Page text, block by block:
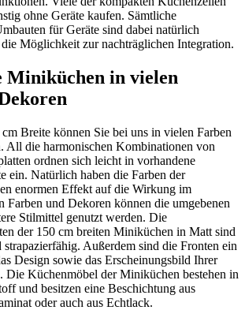
ohne Geräte kaufen. Sämtliche
für Geräte sind dabei natürlich
Möglichkeit zur nachträglichen Integration.
Miniküchen in vielen
Breite können Sie bei uns in vielen Farben
All die harmonischen Kombinationen von
ordnen sich leicht in vorhandene
ein. Natürlich haben die Farben der
enormen Effekt auf die Wirkung im
Farben und Dekoren können die umgebenen
Stilmittel genutzt werden. Die
der 150 cm breiten Miniküchen in Matt sind
Außerdem sind die Fronten ein
Design sowie das Erscheinungsbild Ihrer
Die Küchenmöbel der Miniküchen bestehen in
und besitzen eine Beschichtung aus
oder auch aus Echtlack.